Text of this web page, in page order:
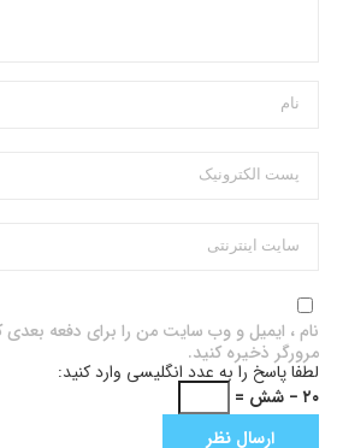
نام ، ایمیل و وب سایت من را برای دفعه
مرورگر ذخیره کنید.
لطفا پاسخ را به عدد انگلیسی وارد کنید:
۲۰ − شش =